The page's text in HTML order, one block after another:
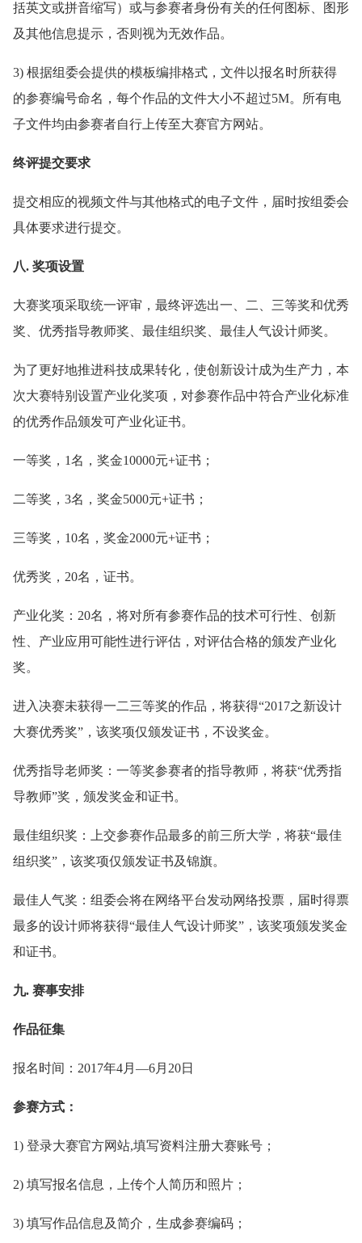
括英文或拼音缩写）或与参赛者身份有关的任何图标、图形
及其他信息提示，否则视为无效作品。
3) 根据组委会提供的模板编排格式，文件以报名时所获得
的参赛编号命名，每个作品的文件大小不超过5M。所有电
子文件均由参赛者自行上传至大赛官方网站。
终评提交要求
提交相应的视频文件与其他格式的电子文件，届时按组委会
具体要求进行提交。
八. 奖项设置
大赛奖项采取统一评审，最终评选出一、二、三等奖和优秀
奖、优秀指导教师奖、最佳组织奖、最佳人气设计师奖。
为了更好地推进科技成果转化，使创新设计成为生产力，本
次大赛特别设置产业化奖项，对参赛作品中符合产业化标准
的优秀作品颁发可产业化证书。
一等奖，1名，奖金10000元+证书；
二等奖，3名，奖金5000元+证书；
三等奖，10名，奖金2000元+证书；
优秀奖，20名，证书。
产业化奖：20名，将对所有参赛作品的技术可行性、创新
性、产业应用可能性进行评估，对评估合格的颁发产业化
奖。
进入决赛未获得一二三等奖的作品，将获得“2017之新设计
大赛优秀奖”，该奖项仅颁发证书，不设奖金。
优秀指导老师奖：一等奖参赛者的指导教师，将获“优秀指
导教师”奖，颁发奖金和证书。
最佳组织奖：上交参赛作品最多的前三所大学，将获“最佳
组织奖”，该奖项仅颁发证书及锦旗。
最佳人气奖：组委会将在网络平台发动网络投票，届时得票
最多的设计师将获得“最佳人气设计师奖”，该奖项颁发奖金
和证书。
九. 赛事安排
作品征集
报名时间：2017年4月—6月20日
参赛方式：
1) 登录大赛官方网站,填写资料注册大赛账号；
2) 填写报名信息，上传个人简历和照片；
3) 填写作品信息及简介，生成参赛编码；